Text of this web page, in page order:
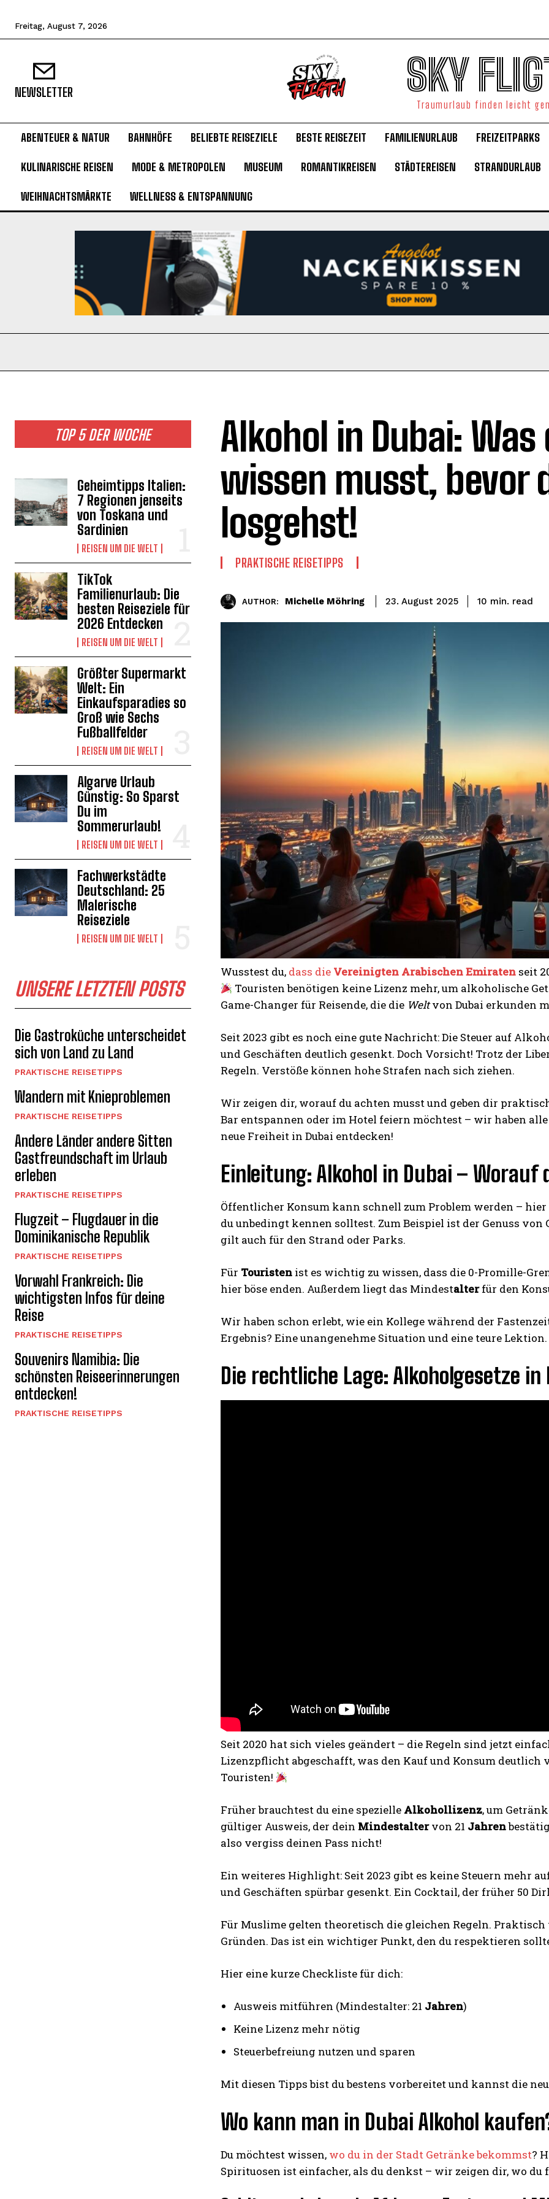
I WANT IN
I've read and accept thePrivacy Policy
Freitag, August 7, 2026
NEWSLETTER SKY
Traumurlaub finden leicht
ABENTEUER & NATUR BAHNHÖFE BELIEBTE REISEZIELE BESTE REISEZEIT FAMILIENURLAUB FREIZEITPARKS
KULINARISCHE REISEN MODE & METROPOLEN MUSEUM ROMANTIKREISEN STÄDTEREISEN STRANDURLAUB
WEIHNACHTSMÄRKTE WELLNESS & ENTSPANNUNG
TOP 5 DER WOCHE
Geheimtipps Italien:
7 Regionen jenseits
von Toskana und
Sardinien
REISEN UM DIE WELT
TikTok
Familienurlaub: Die
besten Reiseziele für
2026 Entdecken
REISEN UM DIE WELT
Größter Supermarkt
Welt: Ein
Einkaufsparadies so
Groß wie Sechs
Fußballfelder
REISEN UM DIE WELT
Algarve Urlaub
Günstig: So Sparst
Du im
Sommerurlaub!
REISEN UM DIE WELT
Fachwerkstädte
Deutschland: 25
Malerische
Reiseziele
REISEN UM DIE WELT
UNSERE LETZTEN POSTS
Die Gastroküche unterscheidet
sich von Land zu Land
PRAKTISCHE REISETIPPS
Wandern mit Knieproblemen
PRAKTISCHE REISETIPPS
Andere Länder andere Sitten
Gastfreundschaft im Urlaub
erleben
PRAKTISCHE REISETIPPS
Flugzeit – Flugdauer in die
Dominikanische Republik
PRAKTISCHE REISETIPPS
Vorwahl Frankreich: Die
wichtigsten Infos für deine
Reise
PRAKTISCHE REISETIPPS
Souvenirs Namibia: Die
schönsten Reiseerinnerungen
entdecken!
PRAKTISCHE REISETIPPS
Alkohol in Dubai: Was
wissen musst, bevor
losgehst!
PRAKTISCHE REISETIPPS
AUTHOR: Michelle Möhring 23. August 2025 10 min. read
Wusstest du, dass die Vereinigten Arabischen Emiraten seit
Touristen benötigen keine Lizenz mehr, um alkoholische
Game-Changer für Reisende, die die Weltvon Dubai erkunden
Seit 2023 gibt es noch eine gute Nachricht: Die Steuer auf
und Geschäften deutlich gesenkt. Doch Vorsicht! Trotz der
Regeln. Verstöße können hohe Strafen nach sich ziehen.
Wir zeigen dir, worauf du achten musst und geben dir
Bar entspannen oder im Hotel feiern möchtest – wir haben
neue Freiheit in Dubai entdecken!
Einleitung: Alkohol in Dubai –
Öffentlicher Konsum kann schnell zum Problem werden –
du unbedingt kennen solltest. Zum Beispiel ist der Genuss von
gilt auch für den Strand oder Parks.
Für Touristen ist es wichtig zu wissen, dass die 0-Promille-
hier böse enden. Außerdem liegt das Mindestalterfür den
Wir haben schon erlebt, wie ein Kollege während der
Ergebnis? Eine unangenehme Situation und eine teure
Die rechtliche Lage: Alkoholgesetze in
Seit 2020 hat sich vieles geändert – die Regeln sind jetzt
Lizenzpflicht abgeschafft, was den Kauf und Konsum deutlich
Touristen!
Früher brauchtest du eine spezielle Alkohollizenz, um
gültiger Ausweis, der dein Mindestaltervon 21 Jahren
also vergiss deinen Pass nicht!
Ein weiteres Highlight: Seit 2023 gibt es keine Steuern mehr
und Geschäften spürbar gesenkt. Ein Cocktail, der früher 50
Für Muslime gelten theoretisch die gleichen Regeln.
Gründen. Das ist ein wichtiger Punkt, den du respektieren
Hier eine kurze Checkliste für dich:
Ausweis mitführen (Mindestalter: 21 Jahren)
Keine Lizenz mehr nötig
Steuerbefreiung nutzen und sparen
Mit diesen Tipps bist du bestens vorbereitet und kannst die
Wo kann man in Dubai Alkohol
Du möchtest wissen, wo du in der Stadt Getränke bekommst?
Spirituosen ist einfacher, als du denkst – wir zeigen dir, wo